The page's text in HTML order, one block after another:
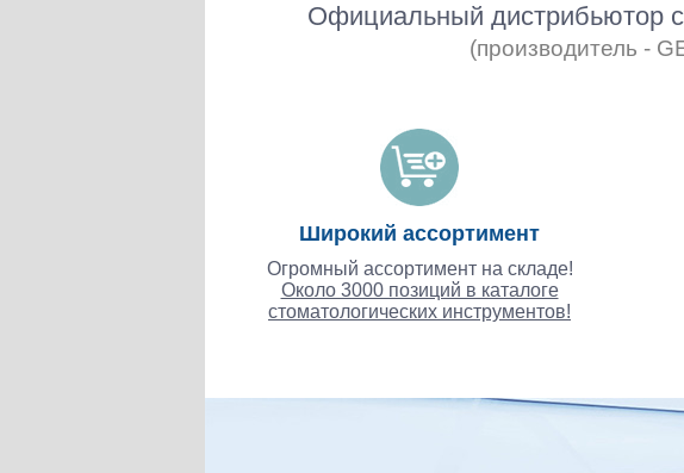
Официальный дистрибьютор
(производитель -
Широкий ассортимент
Огромный ассортимент на складе!
Около 3000 позиций в каталоге
стоматологических инструментов!